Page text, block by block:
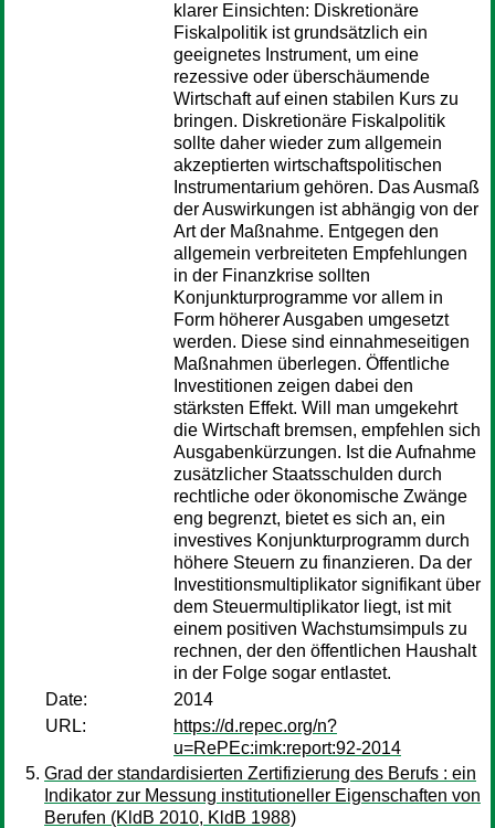
klarer Einsichten: Diskretionäre
Fiskalpolitik ist grundsätzlich ein
geeignetes Instrument, um eine
rezessive oder überschäumende
Wirtschaft auf einen stabilen Kurs zu
bringen. Diskretionäre Fiskalpolitik
sollte daher wieder zum allgemein
akzeptierten wirtschaftspolitischen
Instrumentarium gehören. Das Ausmaß
der Auswirkungen ist abhängig von der
Art der Maßnahme. Entgegen den
allgemein verbreiteten Empfehlungen
in der Finanzkrise sollten
Konjunkturprogramme vor allem in
Form höherer Ausgaben umgesetzt
werden. Diese sind einnahmeseitigen
Maßnahmen überlegen. Öffentliche
Investitionen zeigen dabei den
stärksten Effekt. Will man umgekehrt
die Wirtschaft bremsen, empfehlen sich
Ausgabenkürzungen. Ist die Aufnahme
zusätzlicher Staatsschulden durch
rechtliche oder ökonomische Zwänge
eng begrenzt, bietet es sich an, ein
investives Konjunkturprogramm durch
höhere Steuern zu finanzieren. Da der
Investitionsmultiplikator signifikant über
dem Steuermultiplikator liegt, ist mit
einem positiven Wachstumsimpuls zu
rechnen, der den öffentlichen Haushalt
in der Folge sogar entlastet.
Date:
2014
URL:
https://d.repec.org/n?
u=RePEc:imk:report:92-2014
Grad der standardisierten Zertifizierung des Berufs : ein
Indikator zur Messung institutioneller Eigenschaften von
Berufen (KldB 2010, KldB 1988)